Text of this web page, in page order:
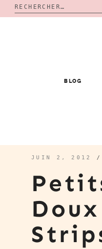
Rechercher :
BLOG
JUIN 2, 2012